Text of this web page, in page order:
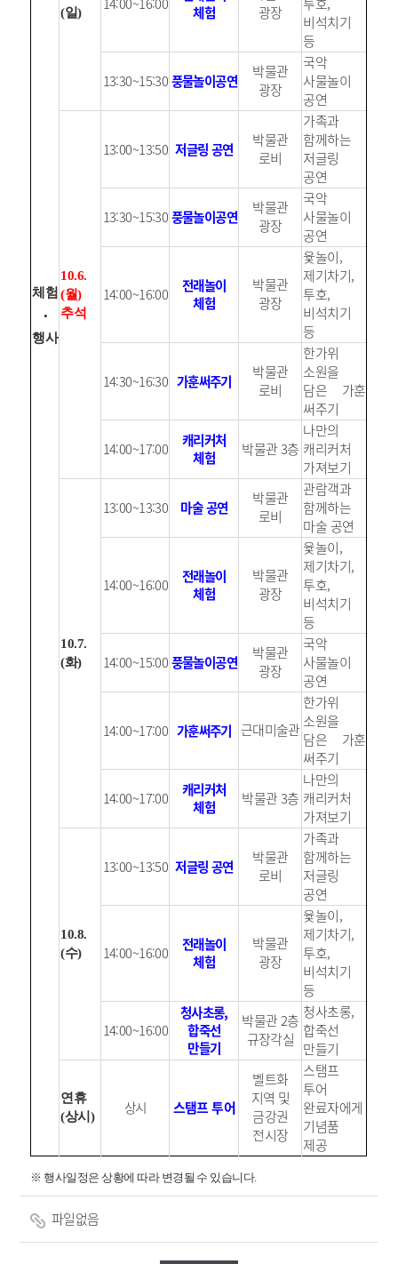
체험
·
행사
(일)
체험
광장
비석치기
등
13:30~15:30풍물놀이공연
박물관
광장
국악
사물놀이
공연
10.6.
(월)
추석
13:00~13:50 저글링 공연
박물관
로비
가족과
함께하는
저글링
공연
13:30~15:30풍물놀이공연
박물관
광장
국악
사물놀이
공연
14:00~16:00
전래놀이
체험
박물관
광장
윷놀이,
제기차기,
투호,
비석치기
등
14:30~16:30 가훈써주기
박물관
로비
한가위
소원을
담은 가훈
써주기
14:00~17:00
캐리커처
체험
박물관 3층
나만의
캐리커처
가져보기
10.7.
(화)
13:00~13:30 마술 공연
박물관
로비
관람객과
함께하는
마술 공연
14:00~16:00
전래놀이
체험
박물관
광장
윷놀이,
제기차기,
투호,
비석치기
등
14:00~15:00풍물놀이공연
박물관
광장
국악
사물놀이
공연
14:00~17:00 가훈써주기 근대미술관
한가위
소원을
담은 가훈
써주기
14:00~17:00
캐리커처
체험
박물관 3층
나만의
캐리커처
가져보기
10.8.
(수)
13:00~13:50 저글링 공연
박물관
로비
가족과
함께하는
저글링
공연
14:00~16:00
전래놀이
체험
박물관
광장
윷놀이,
제기차기,
투호,
비석치기
등
14:00~16:00
청사초롱,
합죽선
만들기
박물관 2층
규장각실
청사초롱,
합죽선
만들기
연휴
(상시)
상시 스탬프 투어
벨트화
지역 및
금강권
전시장
스탬프
투어
완료자에게
기념품
제공
※ 행사일정은 상황에 따라 변경될 수 있습니다.
파일없음